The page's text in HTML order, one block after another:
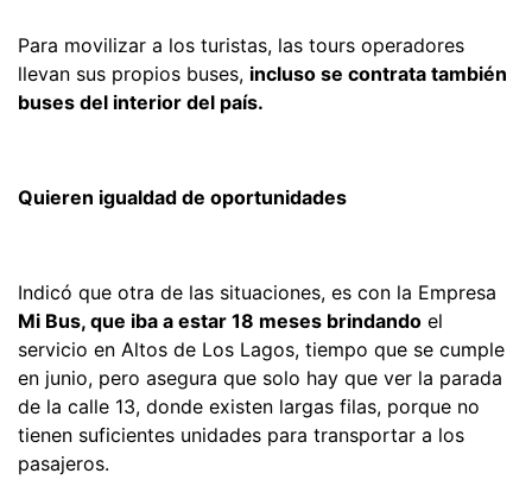
Para movilizar a los turistas, las tours operadores
llevan sus propios buses, incluso se contrata también
buses del interior del país.
Quieren igualdad de oportunidades
Indicó que otra de las situaciones, es con la Empresa
Mi Bus, que iba a estar 18 meses brindando el
servicio en Altos de Los Lagos, tiempo que se cumple
en junio, pero asegura que solo hay que ver la parada
de la calle 13, donde existen largas filas, porque no
tienen suficientes unidades para transportar a los
pasajeros.